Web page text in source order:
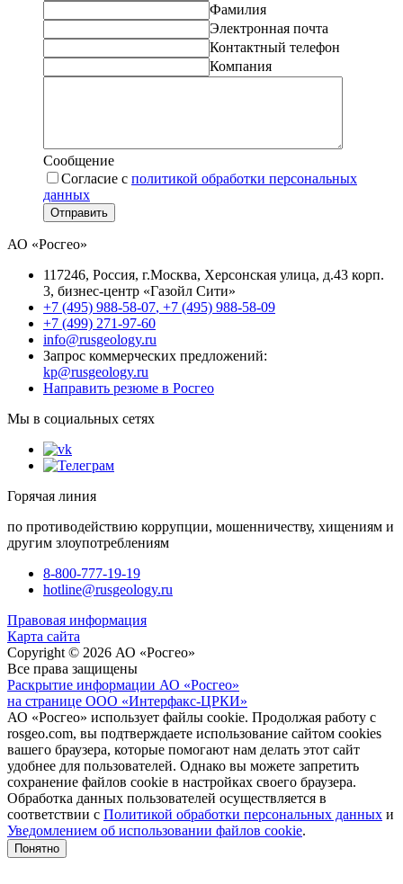
Фамилия
Электронная почта
Контактный телефон
Компания
Сообщение
Согласие с политикой обработки персональных
данных
Отправить
АО «Росгео»
117246, Россия, г.Москва, Херсонская улица, д.43 корп.
3, бизнес-центр «Газойл Сити»
+7 (495) 988-58-07, +7 (495) 988-58-09
+7 (499) 271-97-60
info@rusgeology.ru
Запрос коммерческих предложений:
kp@rusgeology.ru
Направить резюме в Росгео
Мы в социальных сетях
Горячая линия
по противодействию коррупции, мошенничеству, хищениям и
другим злоупотреблениям
8-800-777-19-19
hotline@rusgeology.ru
Правовая информация
Карта сайта
Copyright © 2026 АО «Росгео»
Все права защищены
Раскрытие информации АО «Росгео»
на странице ООО «Интерфакс-ЦРКИ»
АО «Росгео» использует файлы cookie. Продолжая работу с
rosgeo.com, вы подтверждаете использование сайтом cookies
вашего браузера, которые помогают нам делать этот сайт
удобнее для пользователей. Однако вы можете запретить
сохранение файлов cookie в настройках своего браузера.
Обработка данных пользователей осуществляется в
соответствии с Политикой обработки персональных данных и
Уведомлением об использовании файлов cookie.
Понятно